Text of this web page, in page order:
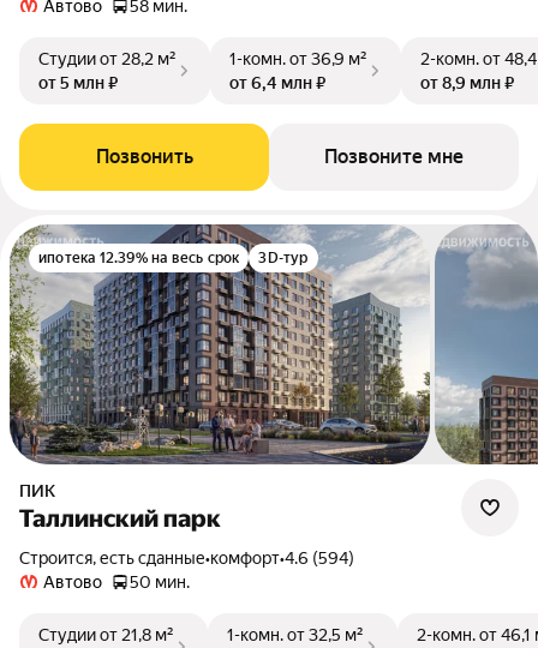
Автово
58 мин.
Студииот 28,2 м²
от 5 млн ₽
1-комн.от 36,9 м²
от 6,4 млн ₽
2-комн.от
от 8,9 млн ₽
Позвонить Позвоните мне
ипотека 12.39% на весь срок 3D-тур
ПИК
Таллинский парк
Строится, есть сданные•комфорт•4.6 (594)
Автово
50 мин.
Студииот 21,8 м²
1-комн.от 32,5 м²
2-комн.от 46,1